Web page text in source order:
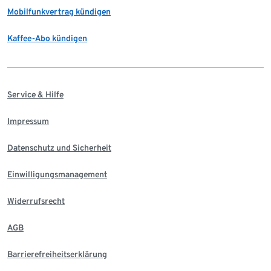
Mobilfunkvertrag kündigen
Kaffee-Abo kündigen
Service & Hilfe
Impressum
Datenschutz und Sicherheit
Einwilligungsmanagement
Widerrufsrecht
AGB
Barrierefreiheitserklärung